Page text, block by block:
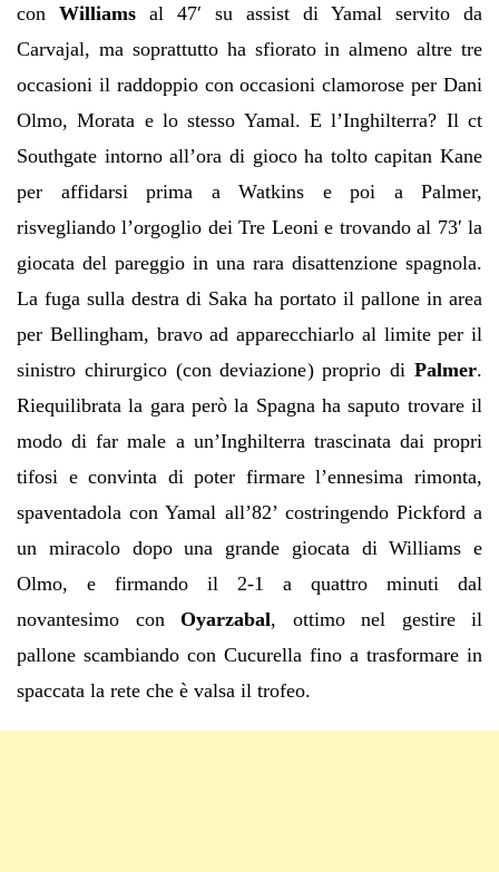
con Williams al 47′ su assist di Yamal servito da
Carvajal, ma soprattutto ha sfiorato in almeno altre tre
occasioni il raddoppio con occasioni clamorose per Dani
Olmo, Morata e lo stesso Yamal. E l’Inghilterra? Il ct
Southgate intorno all’ora di gioco ha tolto capitan Kane
per affidarsi prima a Watkins e poi a Palmer,
risvegliando l’orgoglio dei Tre Leoni e trovando al 73′ la
giocata del pareggio in una rara disattenzione spagnola.
La fuga sulla destra di Saka ha portato il pallone in area
per Bellingham, bravo ad apparecchiarlo al limite per il
sinistro chirurgico (con deviazione) proprio di Palmer.
Riequilibrata la gara però la Spagna ha saputo trovare il
modo di far male a un’Inghilterra trascinata dai propri
tifosi e convinta di poter firmare l’ennesima rimonta,
spaventadola con Yamal all’82’ costringendo Pickford a
un miracolo dopo una grande giocata di Williams e
Olmo, e firmando il 2-1 a quattro minuti dal
novantesimo con Oyarzabal, ottimo nel gestire il
pallone scambiando con Cucurella fino a trasformare in
spaccata la rete che è valsa il trofeo.